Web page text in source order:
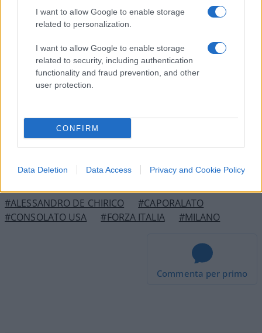
I want to allow Google to enable storage
related to personalization.
I want to allow Google to enable storage
related to security, including authentication
functionality and fraud prevention, and other
user protection.
CONFIRM
Data Deletion Data Access Privacy and Cookie Policy
caporalato nei grandi cantieri urbani?
Quando ci sono dei cantieri, vengono presentate
delle documentazioni e bisognerebbe che ci siano
dei controlli da parte degli uffici comunali sui
cantieri veri e propri, per verificare determinate
condizioni. Pur nella consapevolezza della
Nicolaporro.it è anche su Whatsapp. È
essere sempre aggiornati (gratis).
#ALESSANDRO DE CHIRICO
#CAPORALATO
#CONSOLATO USA
#FORZA ITALIA #MILANO
Commenta per primo